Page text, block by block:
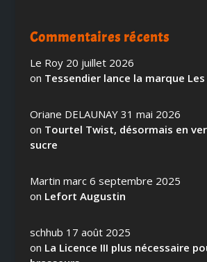
Commentaires récents
Le Roy 20 juillet 2026
on Tessendier lance la marque
Oriane DELAUNAY 31 mai 2026
on Tourtel Twist, désormais en
sucre
Martin marc 6 septembre 2025
on Lefort Augustin
schhub 17 août 2025
on La Licence III plus nécessaire